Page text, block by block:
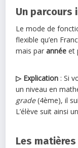
Un parcours
Le mode de
flexible qu’en
mais parannée et
▷ Explication : Si
un niveau en
grade(4ème), il
L’élève suit ainsi
Les